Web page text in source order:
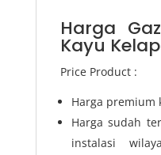
Harga
Kayu
Price Product :
Harga premium
Harga sudah
instalasi